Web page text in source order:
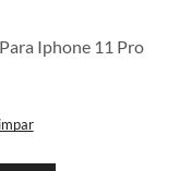
Iphone 11 Pro